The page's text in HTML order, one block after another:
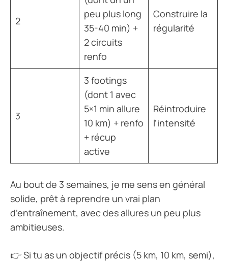
2
peu plus long
35-40 min) +
2 circuits
renfo
Construire la
régularité
3
3 footings
(dont 1 avec
5×1 min allure
10 km) + renfo
+ récup
active
Réintroduire
l’intensité
Au bout de 3 semaines, je me sens en général
solide, prêt à reprendre un vrai plan
d’entraînement, avec des allures un peu plus
ambitieuses.
👉 Si tu as un objectif précis (5 km, 10 km, semi),